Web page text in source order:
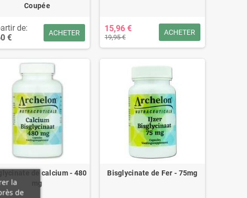
Coupée
de:
€
ACHETER 15,96 €
19,95 €
ACHETER
de calcium - 480
mg
Bisglycinate de Fer - 75mg
la
de